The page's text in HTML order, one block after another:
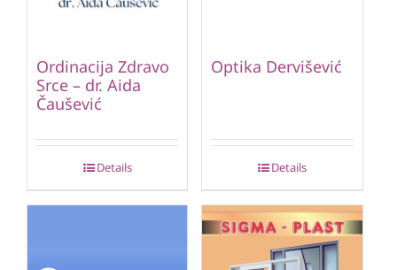
Ordinacija Zdravo
Srce – dr. Aida
Čaušević
Details
Optika Dervišević
Details